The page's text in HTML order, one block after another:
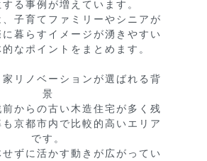
る事例が増えています。
、子育てファミリーやシニアが
暮らすイメージが湧きやすい
なポイントをまとめます。
リノベーションが選ばれる背
景
からの古い木造住宅が多く残
も京都市内で比較的高いエリア
です。
せずに活かす動きが広がってい